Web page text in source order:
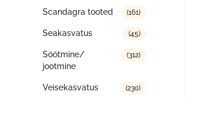
Scandagra tooted (161)
Seakasvatus (45)
Söötmine/
jootmine
(312)
Veisekasvatus (230)